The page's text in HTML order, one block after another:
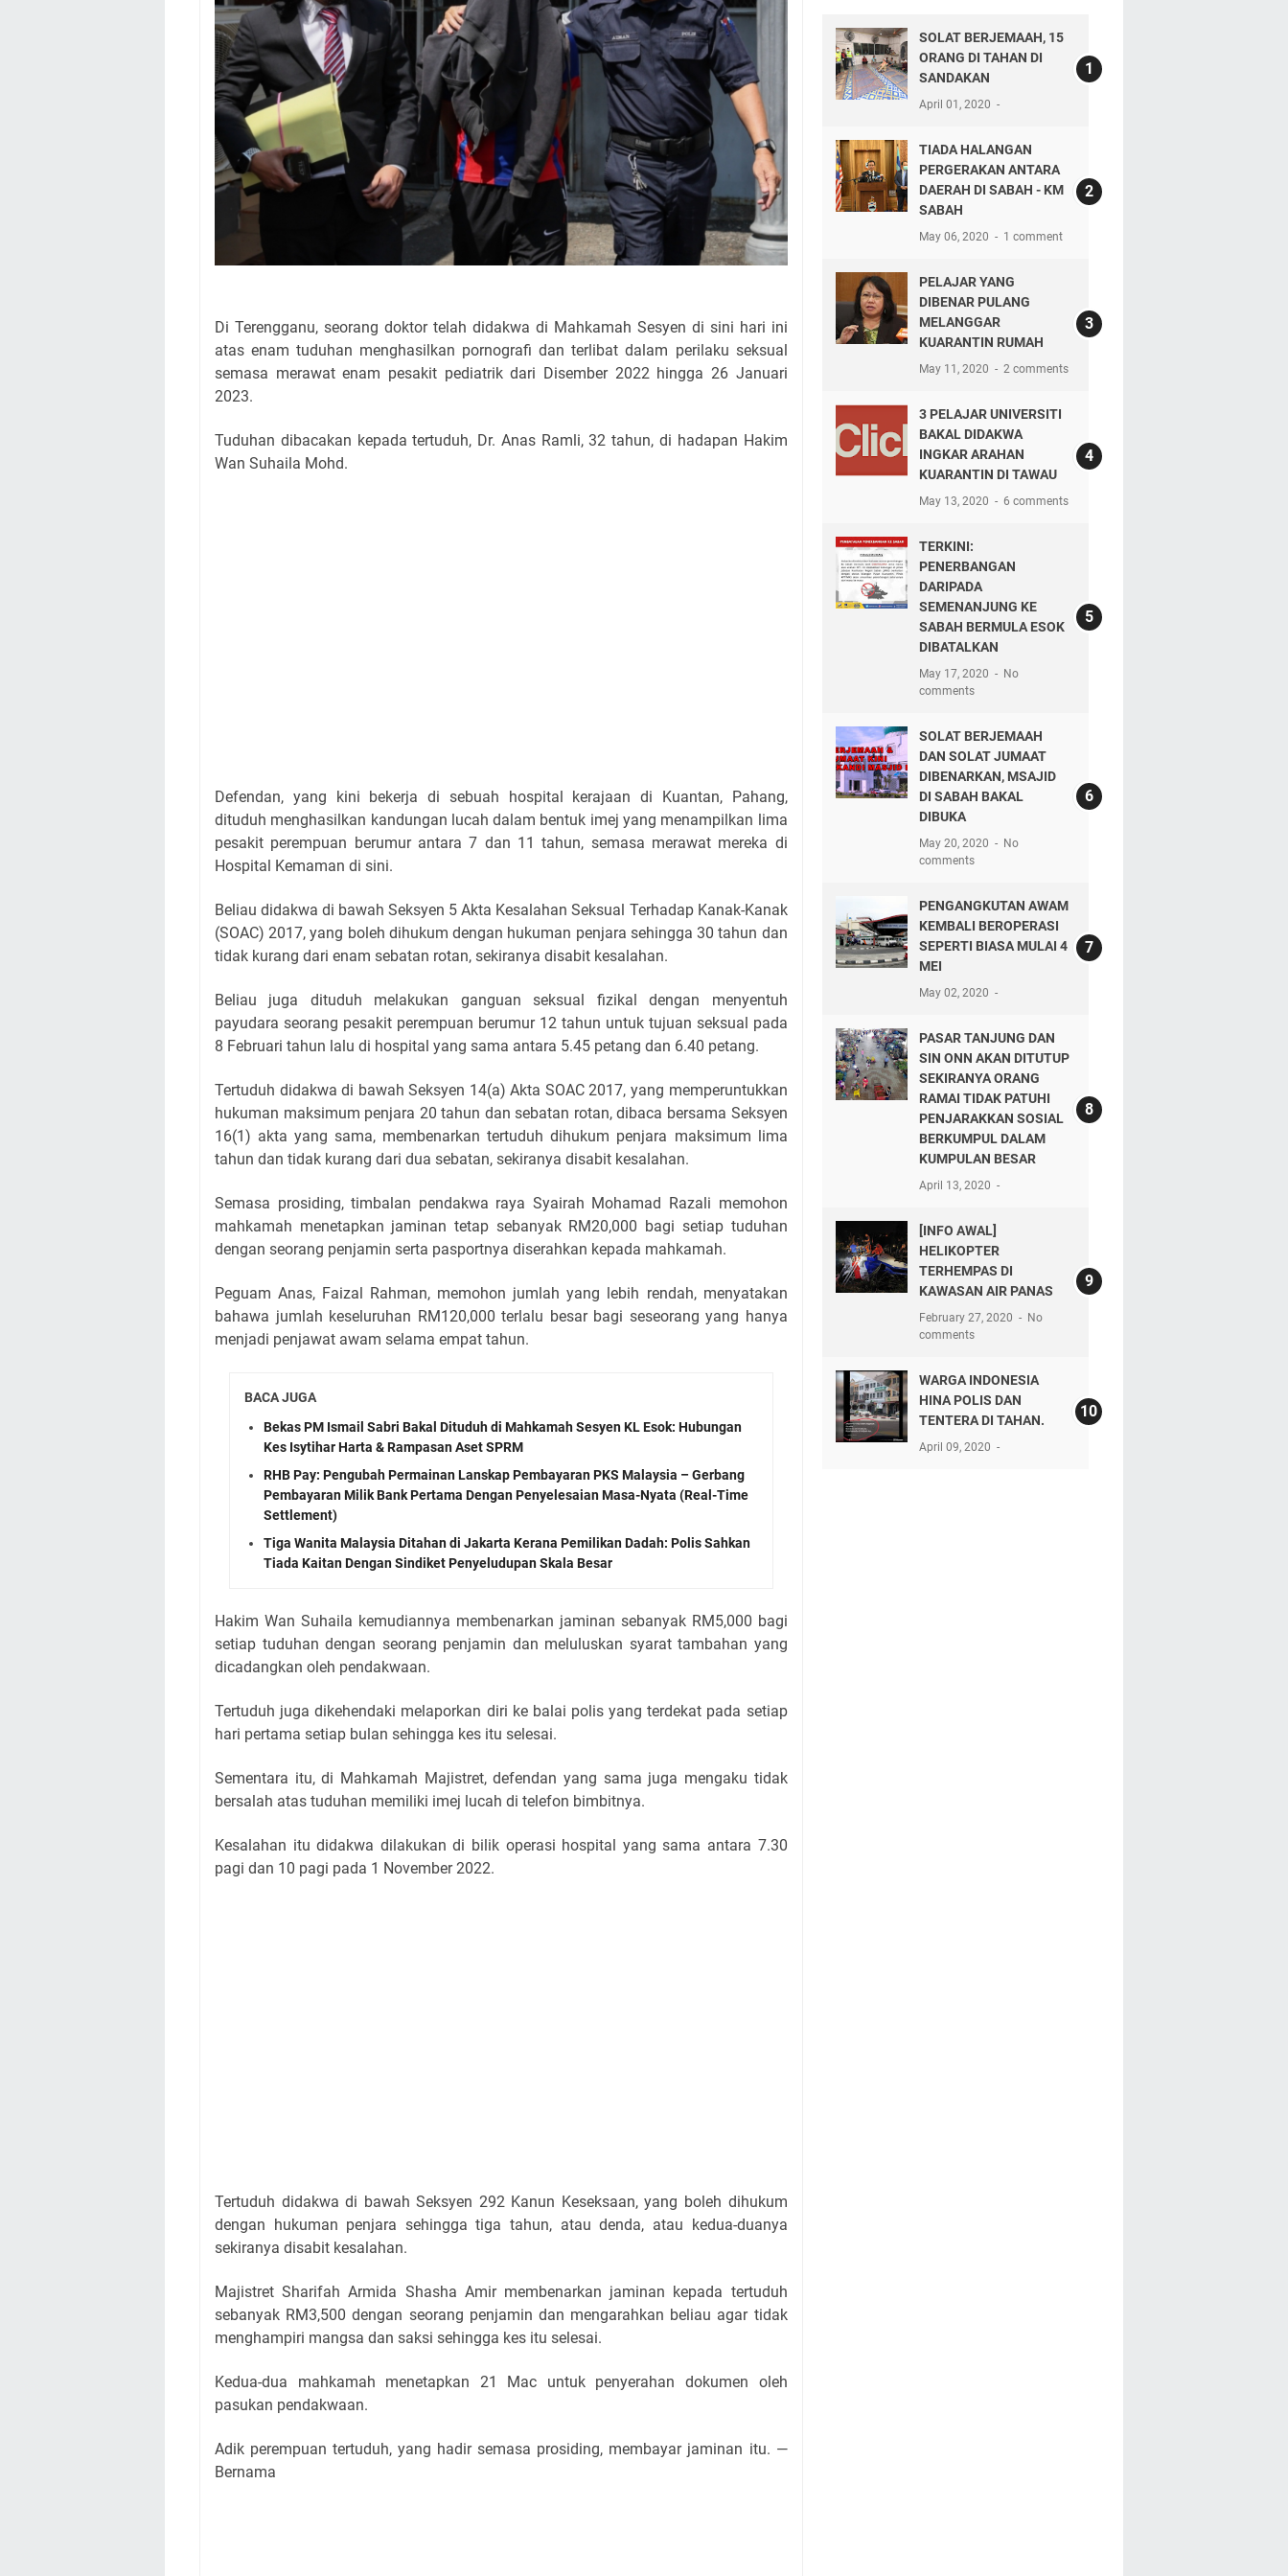
Di Terengganu, seorang doktor telah didakwa di Mahkamah Sesyen di sini hari ini
atas enam tuduhan menghasilkan pornografi dan terlibat dalam perilaku seksual
semasa merawat enam pesakit pediatrik dari Disember 2022 hingga 26 Januari
2023.
Tuduhan dibacakan kepada tertuduh, Dr. Anas Ramli, 32 tahun, di hadapan Hakim
Wan Suhaila Mohd.
Defendan, yang kini bekerja di sebuah hospital kerajaan di Kuantan, Pahang,
dituduh menghasilkan kandungan lucah dalam bentuk imej yang menampilkan lima
pesakit perempuan berumur antara 7 dan 11 tahun, semasa merawat mereka di
Hospital Kemaman di sini.
Beliau didakwa di bawah Seksyen 5 Akta Kesalahan Seksual Terhadap Kanak-Kanak
(SOAC) 2017, yang boleh dihukum dengan hukuman penjara sehingga 30 tahun dan
tidak kurang dari enam sebatan rotan, sekiranya disabit kesalahan.
Beliau juga dituduh melakukan ganguan seksual fizikal dengan menyentuh
payudara seorang pesakit perempuan berumur 12 tahun untuk tujuan seksual pada
8 Februari tahun lalu di hospital yang sama antara 5.45 petang dan 6.40 petang.
Tertuduh didakwa di bawah Seksyen 14(a) Akta SOAC 2017, yang memperuntukkan
hukuman maksimum penjara 20 tahun dan sebatan rotan, dibaca bersama Seksyen
16(1) akta yang sama, membenarkan tertuduh dihukum penjara maksimum lima
tahun dan tidak kurang dari dua sebatan, sekiranya disabit kesalahan.
Semasa prosiding, timbalan pendakwa raya Syairah Mohamad Razali memohon
mahkamah menetapkan jaminan tetap sebanyak RM20,000 bagi setiap tuduhan
dengan seorang penjamin serta pasportnya diserahkan kepada mahkamah.
Peguam Anas, Faizal Rahman, memohon jumlah yang lebih rendah, menyatakan
bahawa jumlah keseluruhan RM120,000 terlalu besar bagi seseorang yang hanya
menjadi penjawat awam selama empat tahun.
BACA JUGA
Bekas PM Ismail Sabri Bakal Dituduh di Mahkamah Sesyen KL Esok: Hubungan
Kes Isytihar Harta & Rampasan Aset SPRM
RHB Pay: Pengubah Permainan Lanskap Pembayaran PKS Malaysia – Gerbang
Pembayaran Milik Bank Pertama Dengan Penyelesaian Masa-Nyata (Real-Time
Settlement)
Tiga Wanita Malaysia Ditahan di Jakarta Kerana Pemilikan Dadah: Polis Sahkan
Tiada Kaitan Dengan Sindiket Penyeludupan Skala Besar
Hakim Wan Suhaila kemudiannya membenarkan jaminan sebanyak RM5,000 bagi
setiap tuduhan dengan seorang penjamin dan meluluskan syarat tambahan yang
dicadangkan oleh pendakwaan.
Tertuduh juga dikehendaki melaporkan diri ke balai polis yang terdekat pada setiap
hari pertama setiap bulan sehingga kes itu selesai.
Sementara itu, di Mahkamah Majistret, defendan yang sama juga mengaku tidak
bersalah atas tuduhan memiliki imej lucah di telefon bimbitnya.
Kesalahan itu didakwa dilakukan di bilik operasi hospital yang sama antara 7.30
pagi dan 10 pagi pada 1 November 2022.
Tertuduh didakwa di bawah Seksyen 292 Kanun Keseksaan, yang boleh dihukum
dengan hukuman penjara sehingga tiga tahun, atau denda, atau kedua-duanya
sekiranya disabit kesalahan.
Majistret Sharifah Armida Shasha Amir membenarkan jaminan kepada tertuduh
sebanyak RM3,500 dengan seorang penjamin dan mengarahkan beliau agar tidak
menghampiri mangsa dan saksi sehingga kes itu selesai.
Kedua-dua mahkamah menetapkan 21 Mac untuk penyerahan dokumen oleh
pasukan pendakwaan.
Adik perempuan tertuduh, yang hadir semasa prosiding, membayar jaminan itu. —
Bernama
SOLAT BERJEMAAH, 15
ORANG DI TAHAN DI
SANDAKAN
April 01, 2020
TIADA HALANGAN
PERGERAKAN ANTARA
DAERAH DI SABAH - KM
SABAH
May 06, 2020 1 comment
PELAJAR YANG
DIBENAR PULANG
MELANGGAR
KUARANTIN RUMAH
May 11, 2020 2 comments
3 PELAJAR UNIVERSITI
BAKAL DIDAKWA
INGKAR ARAHAN
KUARANTIN DI TAWAU
May 13, 2020 6 comments
TERKINI:
PENERBANGAN
DARIPADA
SEMENANJUNG KE
SABAH BERMULA ESOK
DIBATALKAN
May 17, 2020
No
comments
SOLAT BERJEMAAH
DAN SOLAT JUMAAT
DIBENARKAN, MSAJID
DI SABAH BAKAL
DIBUKA
May 20, 2020
No
comments
PENGANGKUTAN AWAM
KEMBALI BEROPERASI
SEPERTI BIASA MULAI 4
MEI
May 02, 2020
PASAR TANJUNG DAN
SIN ONN AKAN DITUTUP
SEKIRANYA ORANG
RAMAI TIDAK PATUHI
PENJARAKKAN SOSIAL
BERKUMPUL DALAM
KUMPULAN BESAR
April 13, 2020
[INFO AWAL]
HELIKOPTER
TERHEMPAS DI
KAWASAN AIR PANAS
February 27, 2020
No
comments
WARGA INDONESIA
HINA POLIS DAN
TENTERA DI TAHAN.
April 09, 2020